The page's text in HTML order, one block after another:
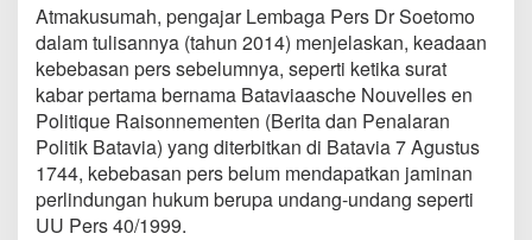
Atmakusumah, pengajar Lembaga Pers Dr Soetomo
dalam tulisannya (tahun 2014) menjelaskan, keadaan
kebebasan pers sebelumnya, seperti ketika surat
kabar pertama bernama Bataviaasche Nouvelles en
Politique Raisonnementen (Berita dan Penalaran
Politik Batavia) yang diterbitkan di Batavia 7 Agustus
1744, kebebasan pers belum mendapatkan jaminan
perlindungan hukum berupa undang-undang seperti
UU Pers 40/1999.